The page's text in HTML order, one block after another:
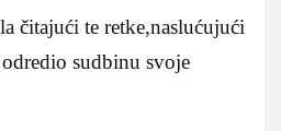
čitajući te retke,naslućujući
sudbinu svoje